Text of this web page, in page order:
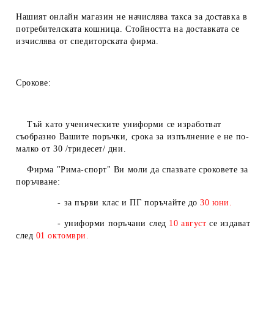
Нашият онлайн магазин не начислява такса за доставка в
потребителската кошница. Стойността на доставката се
изчислява от спедиторската фирма.
Срокове:
Тъй като ученическите униформи се изработват
съобразно Вашите поръчки, срока за изпълнение е не по-
малко от 30 /тридесет/ дни.
Фирма "Рима-спорт" Ви моли да спазвате сроковете за
поръчване:
- за първи клас и ПГ поръчайте до30 юни.
- униформи поръчани след 10 август се издават
след 01 октомври.